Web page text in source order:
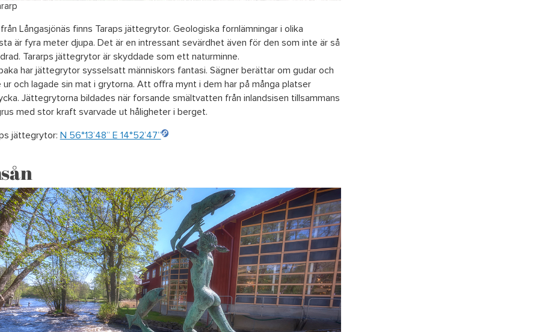
Långasjönäs finns Taraps jättegrytor. Geologiska fornlämningar i olika
är fyra meter djupa. Det är en intressant sevärdhet även för den som inte är så
Tararps jättegrytor är skyddade som ett naturminne.
har jättegrytor sysselsatt människors fantasi. Sägner berättar om gudar och
och lagade sin mat i grytorna. Att offra mynt i dem har på många platser
Jättegrytorna bildades när forsande smältvatten från inlandsisen tillsammans
med stor kraft svarvade ut håligheter i berget.
jättegrytor: N 56°13’48” E 14°52’47”